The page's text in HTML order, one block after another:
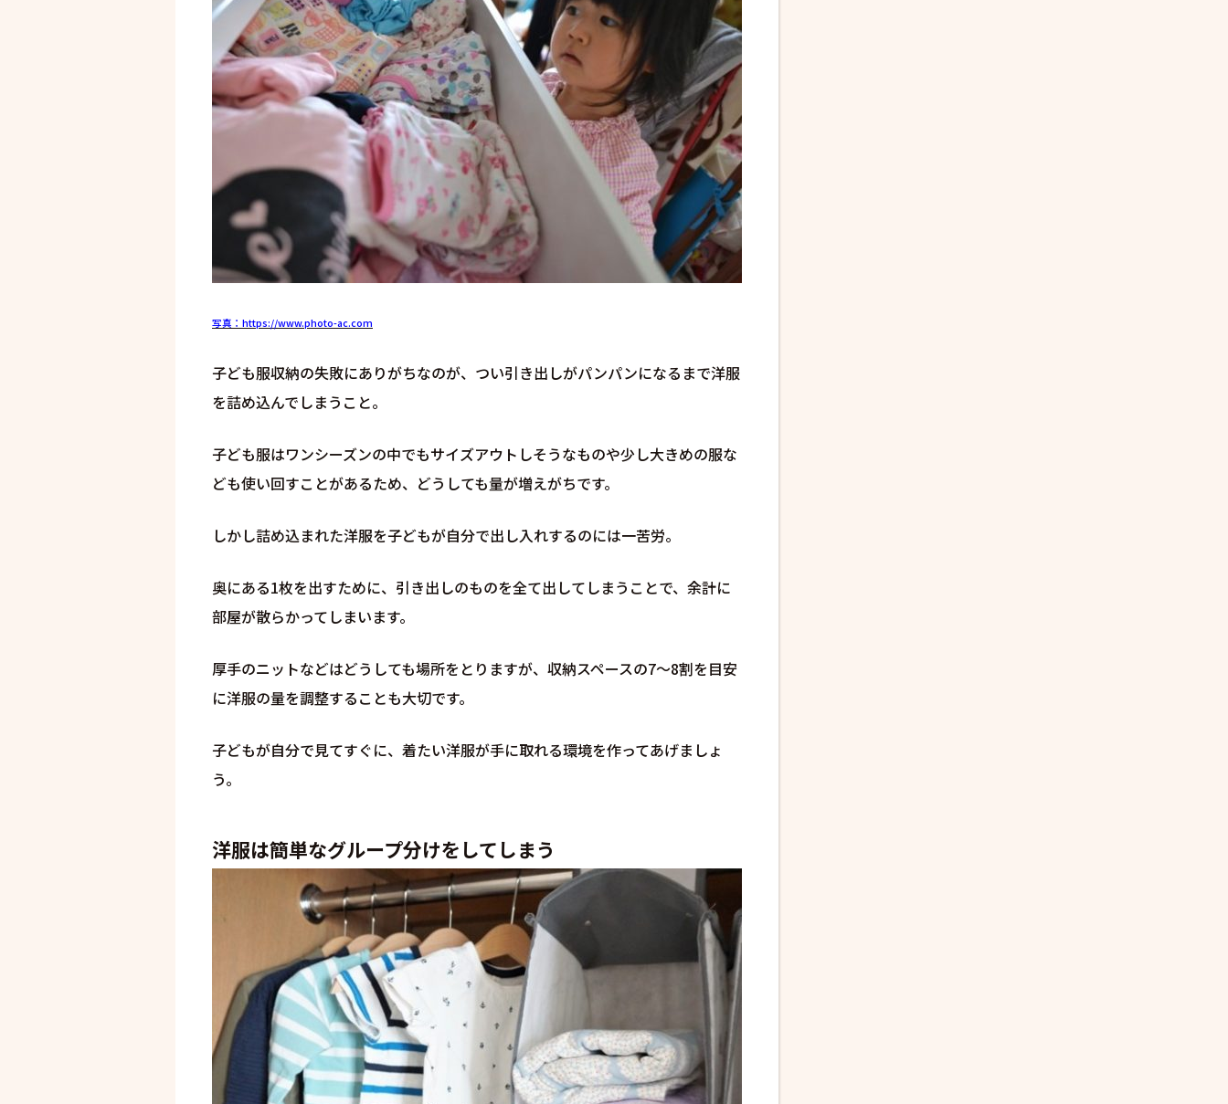
写真：https://www.photo-ac.com
子ども服収納の失敗にありがちなのが、つい引き出しがパンパンになるまで洋服
を詰め込んでしまうこと。
子ども服はワンシーズンの中でもサイズアウトしそうなものや少し大きめの服な
ども使い回すことがあるため、どうしても量が増えがちです。
しかし詰め込まれた洋服を子どもが自分で出し入れするのには一苦労。
奥にある1枚を出すために、引き出しのものを全て出してしまうことで、余計に
部屋が散らかってしまいます。
厚手のニットなどはどうしても場所をとりますが、収納スペースの7〜8割を目安
に洋服の量を調整することも大切です。
子どもが自分で見てすぐに、着たい洋服が手に取れる環境を作ってあげましょ
う。
洋服は簡単なグループ分けをしてしまう